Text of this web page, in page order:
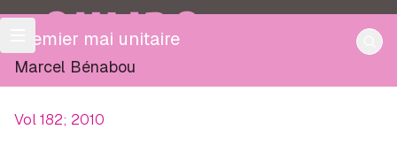
OULIPO
Premier mai unitaire
Marcel Bénabou
Vol 182; 2010